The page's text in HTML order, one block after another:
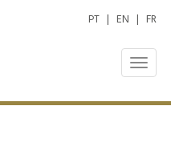
PT | EN | FR